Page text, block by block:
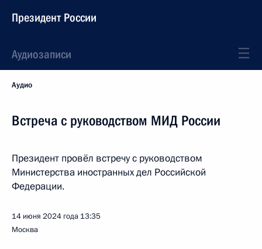
Президент России
Аудиозаписи
Аудио
Встреча с руководством МИД России
Президент провёл встречу с руководством
Министерства иностранных дел Российской
Федерации.
14 июня 2024 года 13:35
Москва